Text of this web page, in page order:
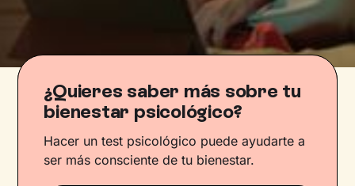
¿Quieres saber más sobre tu
bienestar psicológico?
Hacer un test psicológico puede ayudarte a
ser más consciente de tu bienestar.